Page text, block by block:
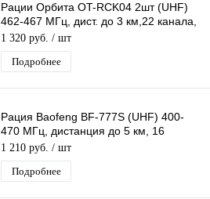
Рации Орбита OT-RCK04 2шт (UHF)
462-467 МГц, дист. до 3 км,22 канала,
дисплей, фонарик, автосканиров
1 320 руб. / шт
Подробнее
Рация Baofeng BF-777S (UHF) 400-
470 МГц, дистанция до 5 км, 16
каналов, таймер, фонарик
1 210 руб. / шт
Подробнее